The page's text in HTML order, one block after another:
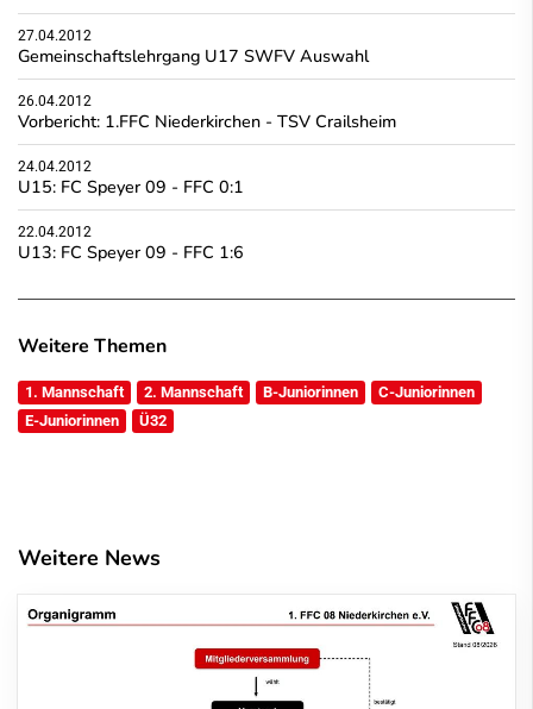
27.04.2012
Gemeinschaftslehrgang U17 SWFV Auswahl
26.04.2012
Vorbericht: 1.FFC Niederkirchen - TSV Crailsheim
24.04.2012
U15: FC Speyer 09 - FFC 0:1
22.04.2012
U13: FC Speyer 09 - FFC 1:6
Weitere Themen
1. Mannschaft 2. Mannschaft B-Juniorinnen
C-Juniorinnen
E-Juniorinnen
Ü32
Weitere News